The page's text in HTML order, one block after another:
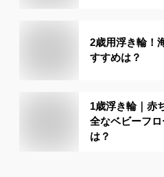
2歳用浮き輪！
すすめは？
1歳浮き輪｜赤
全なベビーフ
は？